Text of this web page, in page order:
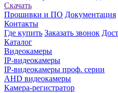
Скачать
Прошивки и ПО Документация
Контакты
Где купить Заказать звонок
Каталог
Видеокамеры
IP-видеокамеры
IP-видеокамеры проф. серии
AHD видеокамеры
Камера-регистратор